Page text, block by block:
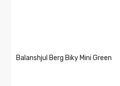
Balanshjul Berg Biky Mini Green